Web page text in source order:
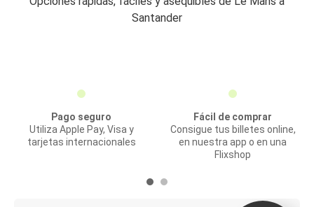
Santander
Pago seguro
Utiliza Apple Pay, Visa y
tarjetas internacionales
Fácil de comprar
Consigue tus billetes online,
en nuestra app o en una
Flixshop